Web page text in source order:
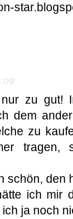
zu gut!
dem
zu
tragen,
schön, den
ich mir
ja noch